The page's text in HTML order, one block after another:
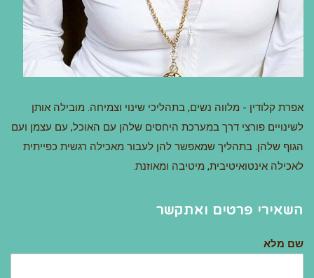
אפרת קלודין - מלווה נשים, בתהליכי שינוי וצמיחה. מובילה אותן
לשינויים פורצי דרך במערכת היחסים שלהן עם האוכל, עם עצמן ועם
הגוף שלהן. בתהליך שמאפשר להן לעבור מאכילה רגשית כפייתית
לאכילה אינטואיטיבית, מיטיבה ומאוזנת.
השאירי פרטים ואתקשר
שם מלא